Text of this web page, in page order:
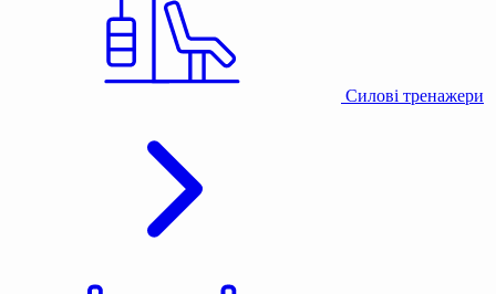
Силові тренажери